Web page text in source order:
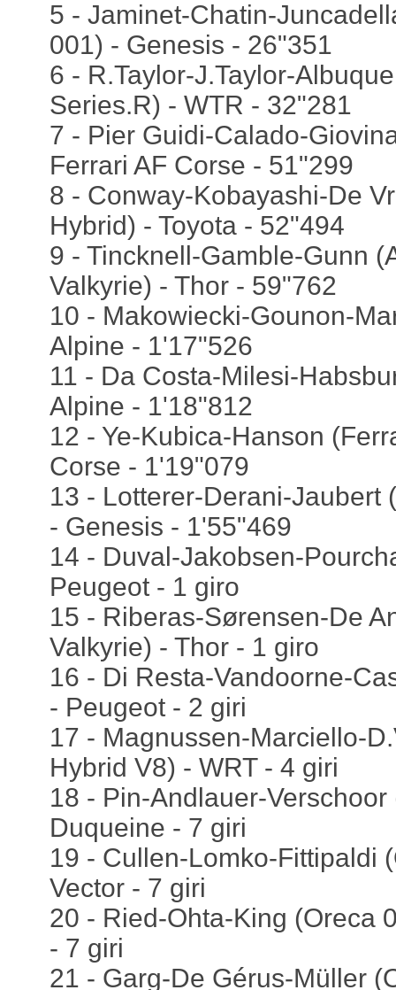
5 - Jaminet-Chatin-
001) - Genesis - 26"351
6 - R.Taylor-J.Taylor-
Series.R) - WTR - 32"281
7 - Pier Guidi-Calado-
Ferrari AF Corse - 51"299
8 - Conway-Kobayashi-De
Hybrid) - Toyota - 52"494
9 - Tincknell-Gamble-Gunn
Valkyrie) - Thor - 59"762
10 - Makowiecki-Gounon-
Alpine - 1'17"526
11 - Da Costa-Milesi-
Alpine - 1'18"812
12 - Ye-Kubica-Hanson
Corse - 1'19"079
13 - Lotterer-Derani-Jaubert
- Genesis - 1'55"469
14 - Duval-Jakobsen-
Peugeot - 1 giro
15 - Riberas-Sørensen-De
Valkyrie) - Thor - 1 giro
16 - Di Resta-Vandoorne-
- Peugeot - 2 giri
17 - Magnussen-Marciello-
Hybrid V8) - WRT - 4 giri
18 - Pin-Andlauer-
Duqueine - 7 giri
19 - Cullen-Lomko-Fittipaldi
Vector - 7 giri
20 - Ried-Ohta-King (Oreca
- 7 giri
21 - Garg-De Gérus-Müller